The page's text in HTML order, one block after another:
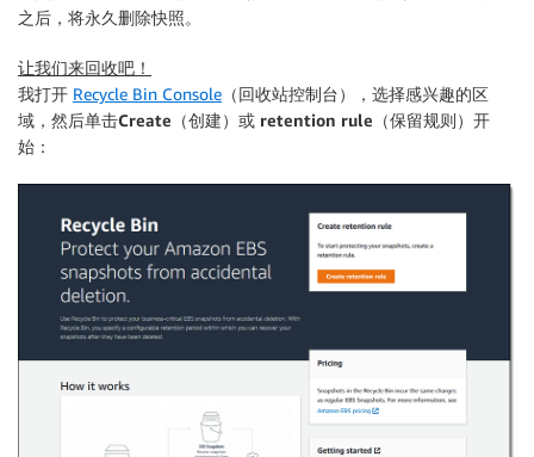
之后，将永久删除快照。
让我们来回收吧！
我打开 Recycle Bin Console （回收站控制台），选择感兴趣的区
域，然后单击Create （创建）或 retention rule （保留规则）开
始：